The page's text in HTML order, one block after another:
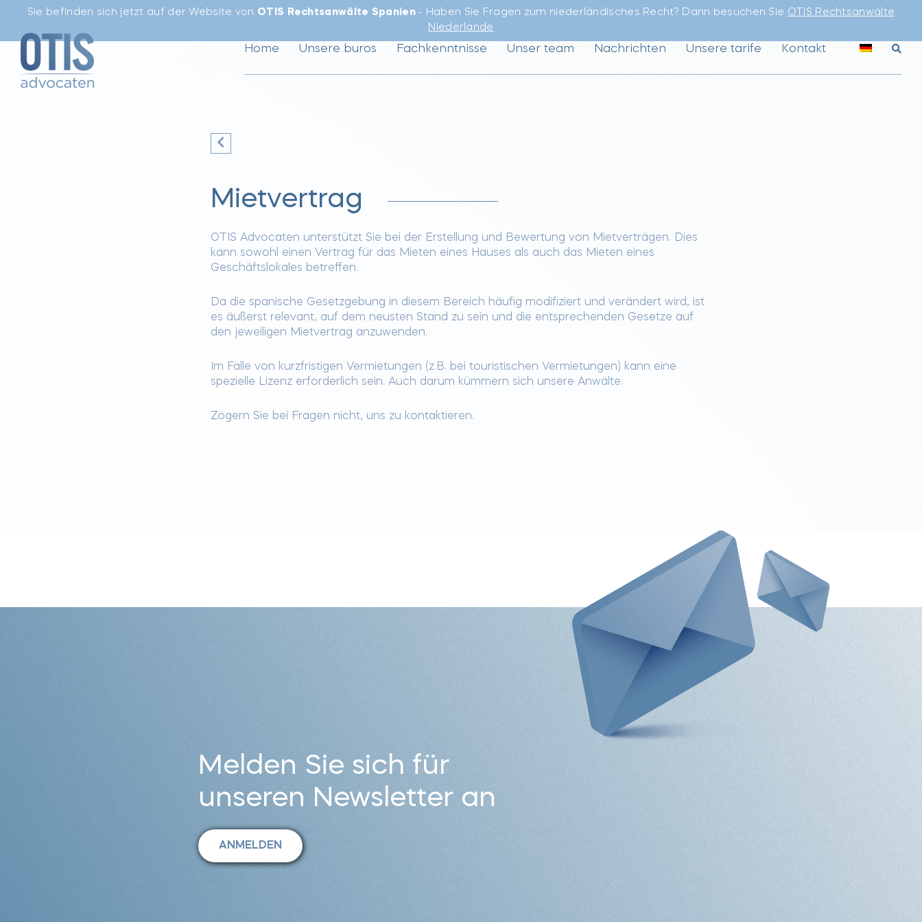
Sie befinden sich jetzt auf der Website von OTIS Rechtsanwälte Spanien- Haben Sie Fragen zum niederländisches Recht? Dann besuchen Sie OTIS Rechtsanwälte
Niederlande
Home Unsere buros Fachkenntnisse Unser team Nachrichten Unsere tarife Kontakt
Mietvertrag
OTIS Advocaten unterstützt Sie bei der Erstellung und Bewertung von Mietverträgen. Dies
kann sowohl einen Vertrag für das Mieten eines Hauses als auch das Mieten eines
Geschäftslokales betreffen.
Da die spanische Gesetzgebung in diesem Bereich häufig modifiziert und verändert wird, ist
es äußerst relevant, auf dem neusten Stand zu sein und die entsprechenden Gesetze auf
den jeweiligen Mietvertrag anzuwenden.
Im Falle von kurzfristigen Vermietungen (z.B. bei touristischen Vermietungen) kann eine
spezielle Lizenz erforderlich sein. Auch darum kümmern sich unsere Anwälte.
Zögern Sie bei Fragen nicht, uns zu kontaktieren.
Melden Sie sich für
unseren Newsletter an